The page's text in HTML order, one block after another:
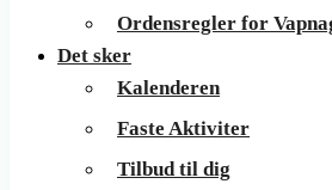
Ordensregler for
Det sker
Kalenderen
Faste Aktiviter
Tilbud til dig